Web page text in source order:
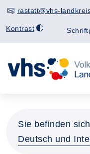
rastatt@vhs-
Kontrast
Sie befinden
Deutsch und